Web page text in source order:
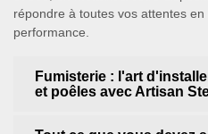
répondre à toutes vos attentes
performance.
Fumisterie : l'art
et poêles avec Artisan